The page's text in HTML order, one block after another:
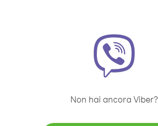
Non hai ancora Viber?